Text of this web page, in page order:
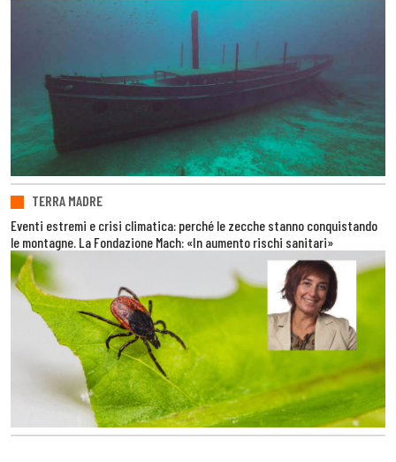
TERRA MADRE
Eventi estremi e crisi climatica: perché le zecche stanno conquistando
le montagne. La Fondazione Mach: «In aumento rischi sanitari»